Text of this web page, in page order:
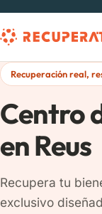
Recuperación real,
Centro
en Reus
Recupera tu
exclusivo